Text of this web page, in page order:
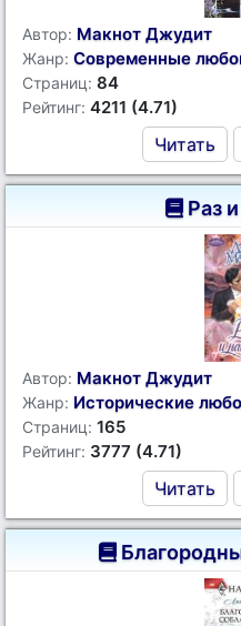
Автор: Макнот Джудит
Жанр: Современные
Страниц: 84
Рейтинг: 4211 (4.71)
Читать
Раз и
Автор: Макнот Джудит
Жанр: Исторические
Страниц: 165
Рейтинг: 3777 (4.71)
Читать